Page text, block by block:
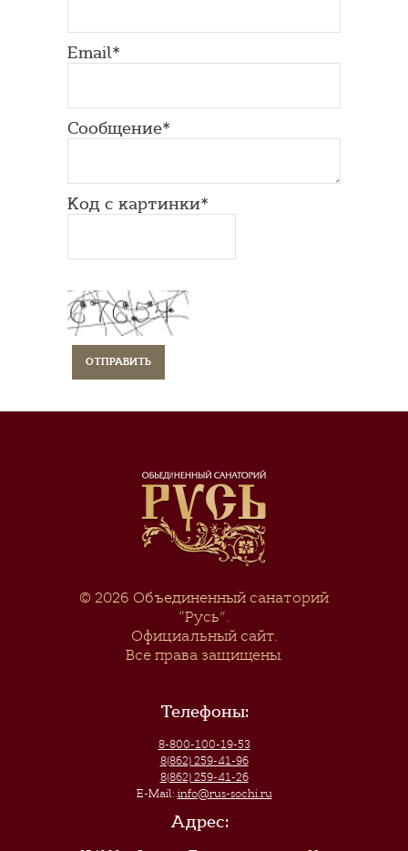
Email*
Сообщение*
Код с картинки*
© 2026 Объединенный санаторий
“Русь”.
Официальный сайт.
Все права защищены.
Телефоны:
8-800-100-19-53
8(862) 259-41-96
8(862) 259-41-26
E-Mail: info@rus-sochi.ru
Адрес: